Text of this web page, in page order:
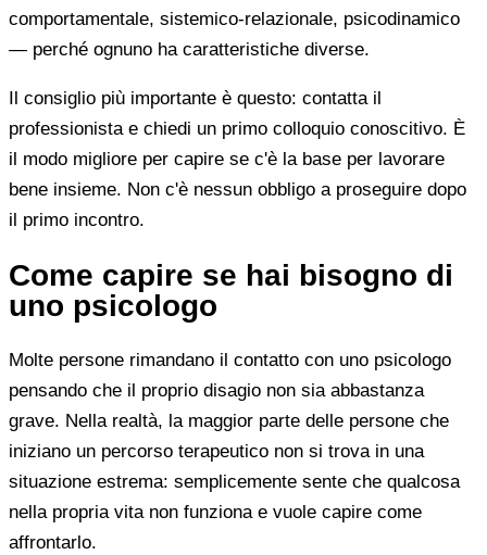
comportamentale, sistemico-relazionale, psicodinamico
— perché ognuno ha caratteristiche diverse.
Il consiglio più importante è questo: contatta il
professionista e chiedi un primo colloquio conoscitivo. È
il modo migliore per capire se c'è la base per lavorare
bene insieme. Non c'è nessun obbligo a proseguire dopo
il primo incontro.
Come capire se hai bisogno di
uno psicologo
Molte persone rimandano il contatto con uno psicologo
pensando che il proprio disagio non sia abbastanza
grave. Nella realtà, la maggior parte delle persone che
iniziano un percorso terapeutico non si trova in una
situazione estrema: semplicemente sente che qualcosa
nella propria vita non funziona e vuole capire come
affrontarlo.